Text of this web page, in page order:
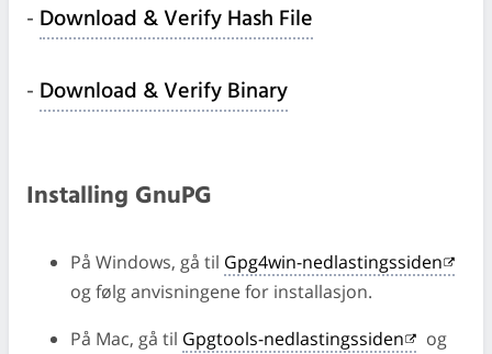
- Download & Verify Hash File
- Download & Verify Binary
Installing GnuPG
På Windows, gå til Gpg4win-nedlastingssiden
og følg anvisningene for installasjon.
På Mac, gå til Gpgtools-nedlastingssiden
og